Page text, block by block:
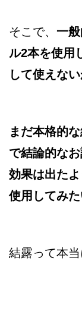
そこで、 一
ル2本を使用
して使えな
まだ本格的
で結論的な
効果は出た
使用してみた
結露って本当